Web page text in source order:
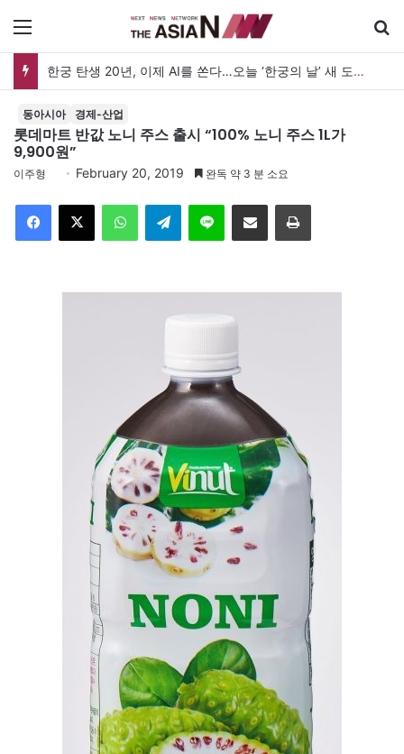
한궁 탄생 20년, 이제 AI를 쏜다…오늘 ‘한궁의 날’ 새 도약 선언
동아시아 경제-산업
롯데마트 반값 노니 주스 출시 “100% 노니 주스 1L가
9,900원”
이주형 February 20, 2019 완독 약 3 분 소요
Telegram 이메일